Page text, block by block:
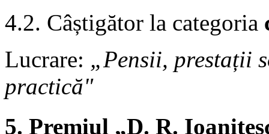
4.2. Câștigător la categoria
Lucrare: „Pensii, prestații
practică"
5. Premiul „D. R.